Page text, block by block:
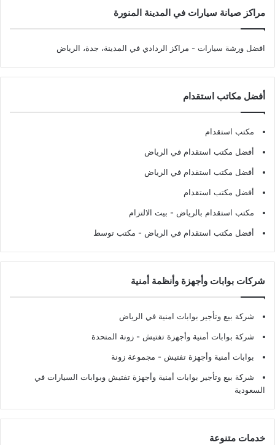
مراكز صيانة سيارات في المدينة المنورة
افضل ورشة سيارات - مراكز الردادي في المدينة، جدة، الرياض
أفضل مكاتب استقدام
مكتب استقدام
أفضل مكتب استقدام في الرياض
أفضل مكتب استقدام في الرياض
أفضل مكتب استقدام
مكتب استقدام بالرياض - بيت الالتزام
أفضل مكتب استقدام في الرياض - مكتب توسط
شركات بوابات وأجهزة وأنظمة أمنية
شركة بيع وتأجير بوابات امنية في الرياض
شركة بوابات أمنية وأجهزة تفتيش - زونة المتحدة
بوابات أمنية وأجهزة تفتيش - مجموعة زونة
شركة بيع وتأجير بوابات أمنية وأجهزة تفتيش وبوابات السيارات في
السعودية
خدمات متنوعة